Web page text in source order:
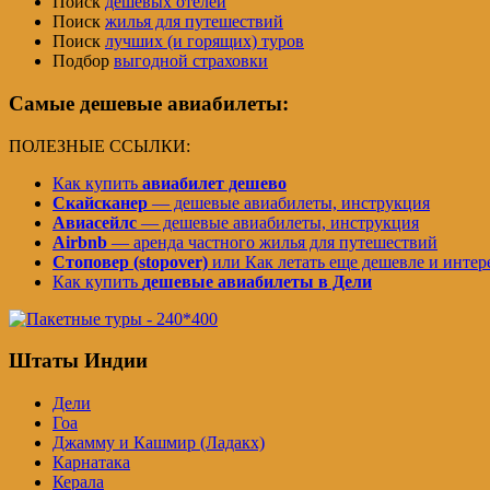
Поиск жилья для путешествий
Поиск лучших (и горящих) туров
Подбор выгодной страховки
Самые дешевые авиабилеты:
ПОЛЕЗНЫЕ ССЫЛКИ:
Как купить авиабилет дешево
Скайсканер — дешевые авиабилеты, инструкция
Авиасейлс — дешевые авиабилеты, инструкция
Airbnb — аренда частного жилья для путешествий
Стоповер (stopover) или Как летать еще дешевле и
Как купить дешевые авиабилеты в Дели
Штаты Индии
Дели
Гоа
Джамму и Кашмир (Ладакх)
Карнатака
Керала